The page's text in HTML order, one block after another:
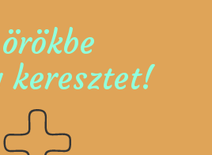
keresztet!